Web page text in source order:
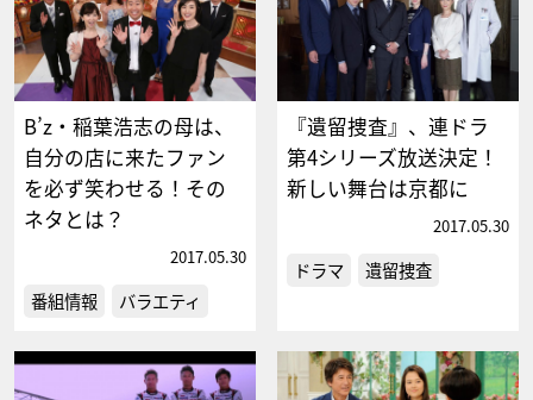
B’z・稲葉浩志の母は、
自分の店に来たファン
を必ず笑わせる！その
ネタとは？
2017.05.30
番組情報 バラエティ
『遺留捜査』、連ドラ
第4シリーズ放送決定！
新しい舞台は京都に
2017.05.30
ドラマ 遺留捜査